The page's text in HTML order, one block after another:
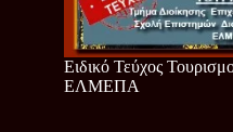
Ειδικό Τεύχος
ΕΛΜΕΠΑ